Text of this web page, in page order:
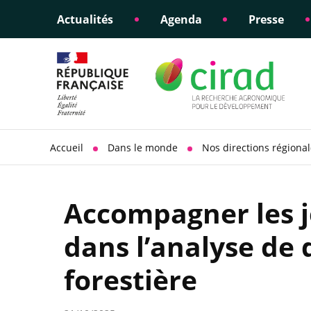
Actualités Agenda Presse
Éclairer les politiques
Appui à la
scientifique
Engagements éthiques
sociétale
Accueil Dans le monde Nos directions
Accompagner les
dans l’analyse
forestière